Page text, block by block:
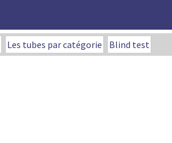
Les tubes par catégorie Blind test